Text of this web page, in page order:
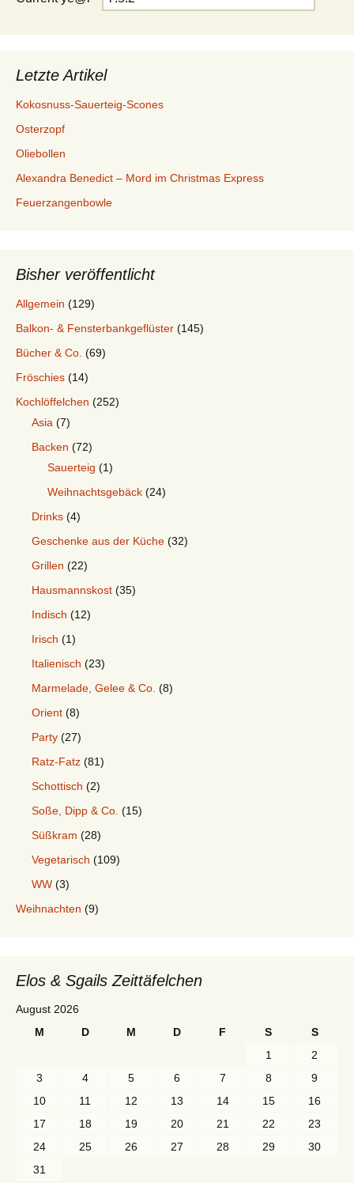
Letzte Artikel
Kokosnuss-Sauerteig-Scones
Osterzopf
Oliebollen
Alexandra Benedict – Mord im Christmas Express
Feuerzangenbowle
Bisher veröffentlicht
Allgemein (129)
Balkon- & Fensterbankgeflüster (145)
Bücher & Co. (69)
Fröschies (14)
Kochlöffelchen (252)
Asia (7)
Backen (72)
Sauerteig (1)
Weihnachtsgebäck (24)
Drinks (4)
Geschenke aus der Küche (32)
Grillen (22)
Hausmannskost (35)
Indisch (12)
Irisch (1)
Italienisch (23)
Marmelade, Gelee & Co. (8)
Orient (8)
Party (27)
Ratz-Fatz (81)
Schottisch (2)
Soße, Dipp & Co. (15)
Süßkram (28)
Vegetarisch (109)
WW (3)
Weihnachten (9)
Elos & Sgails Zeittäfelchen
August 2026
M
D M D F S
S
1
2
3
4 5 6 7 8
9
10
11 12 13 14 15
16
17
18 19 20 21 22
23
24
25 26 27 28 29
30
31